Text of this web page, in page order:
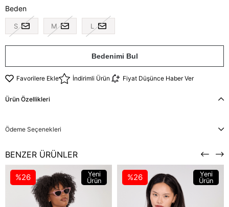
Beden
S M L
Bedenimi Bul
Favorilere Ekle İndirimli Ürün Fiyat Düşünce Haber Ver
Ürün Özellikleri
Ödeme Seçenekleri
BENZER ÜRÜNLER
%26
Yeni
Ürün
%26
Yeni
Ürün